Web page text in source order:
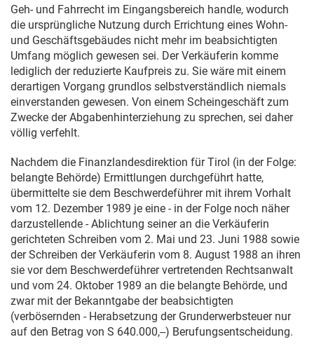
Geh- und Fahrrecht im Eingangsbereich handle, wodurch
die ursprüngliche Nutzung durch Errichtung eines Wohn-
und Geschäftsgebäudes nicht mehr im beabsichtigten
Umfang möglich gewesen sei. Der Verkäuferin komme
lediglich der reduzierte Kaufpreis zu. Sie wäre mit einem
derartigen Vorgang grundlos selbstverständlich niemals
einverstanden gewesen. Von einem Scheingeschäft zum
Zwecke der Abgabenhinterziehung zu sprechen, sei daher
völlig verfehlt.
Nachdem die Finanzlandesdirektion für Tirol (in der Folge:
belangte Behörde) Ermittlungen durchgeführt hatte,
übermittelte sie dem Beschwerdeführer mit ihrem Vorhalt
vom 12. Dezember 1989 je eine - in der Folge noch näher
darzustellende - Ablichtung seiner an die Verkäuferin
gerichteten Schreiben vom 2. Mai und 23. Juni 1988 sowie
der Schreiben der Verkäuferin vom 8. August 1988 an ihren
sie vor dem Beschwerdeführer vertretenden Rechtsanwalt
und vom 24. Oktober 1989 an die belangte Behörde, und
zwar mit der Bekanntgabe der beabsichtigten
(verbösernden - Herabsetzung der Grunderwerbsteuer nur
auf den Betrag von S 640.000,--) Berufungsentscheidung.